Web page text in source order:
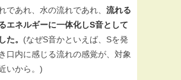
であれ、水の流れであれ、 流れる
エネルギーに一体化しS音として
た。 (なぜS音かといえば、Sを発
口内に感じる流れの感覚が、対象
いから。)